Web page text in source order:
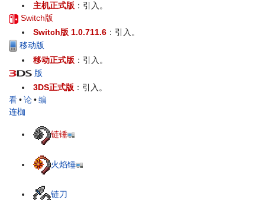
主机正式版 ：引入。
Switch版
Switch版 1.0.711.6 ：引入。
移动版
移动正式版 ：引入。
版
3DS正式版 ：引入。
看•论•编
连枷
链锤
火焰锤
链刀